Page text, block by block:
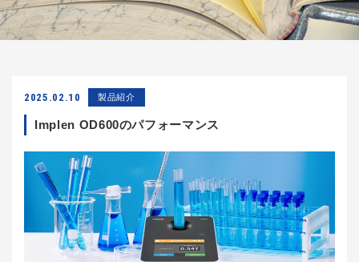
2025.02.10 製品紹介
Implen OD600のパフォーマンス